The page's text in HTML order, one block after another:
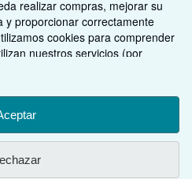
realizar compras, mejorar su
y proporcionar correctamente
cookies para comprender
nuestros servicios (por
sitio) y así poder realizar mejoras.
en los anuncios y medir el
Rechazar si noestá de acuerdo
información. Puede cambiar sus
visitando las
cómo se utilizan las cookies, visite
al carrito
de este libro